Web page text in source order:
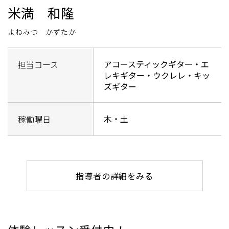
米満 和隆
よねみつ かずたか
担当コース
アコースティックギター・エ
レキギター・ウクレレ・キッ
ズギター
稼働曜日 木・土
指導者の詳細をみる